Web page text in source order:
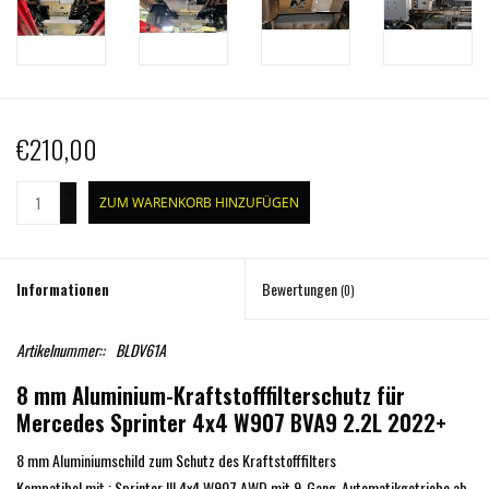
€210,00
ZUM WARENKORB HINZUFÜGEN
Informationen Bewertungen(0)
Artikelnummer:: BLDV61A
8 mm Aluminium-Kraftstofffilterschutz für
Mercedes Sprinter 4x4 W907 BVA9 2.2L 2022+
8 mm Aluminiumschild zum Schutz des Kraftstofffilters